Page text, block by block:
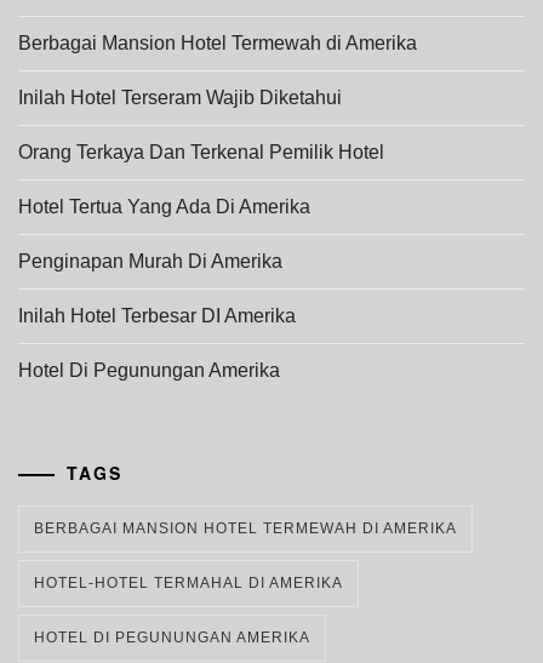
Berbagai Mansion Hotel Termewah di Amerika
Inilah Hotel Terseram Wajib Diketahui
Orang Terkaya Dan Terkenal Pemilik Hotel
Hotel Tertua Yang Ada Di Amerika
Penginapan Murah Di Amerika
Inilah Hotel Terbesar DI Amerika
Hotel Di Pegunungan Amerika
TAGS
BERBAGAI MANSION HOTEL TERMEWAH DI AMERIKA
HOTEL-HOTEL TERMAHAL DI AMERIKA
HOTEL DI PEGUNUNGAN AMERIKA